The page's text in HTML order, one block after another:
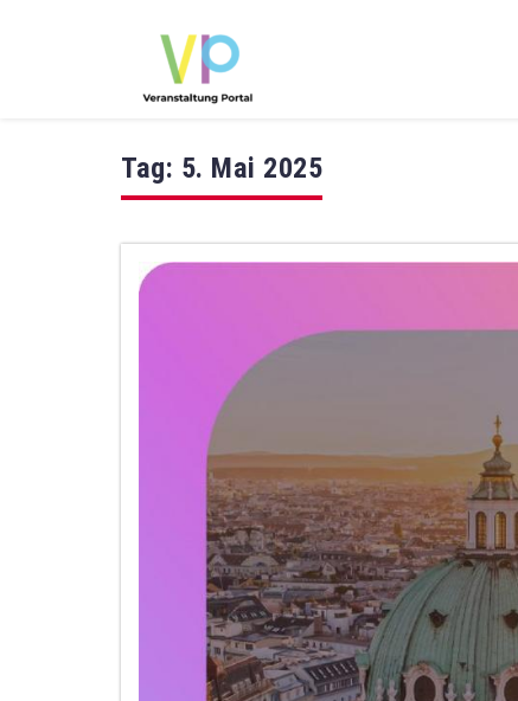
Tag: 5. Mai 2025